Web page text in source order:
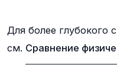
Для более
см. Сравнение